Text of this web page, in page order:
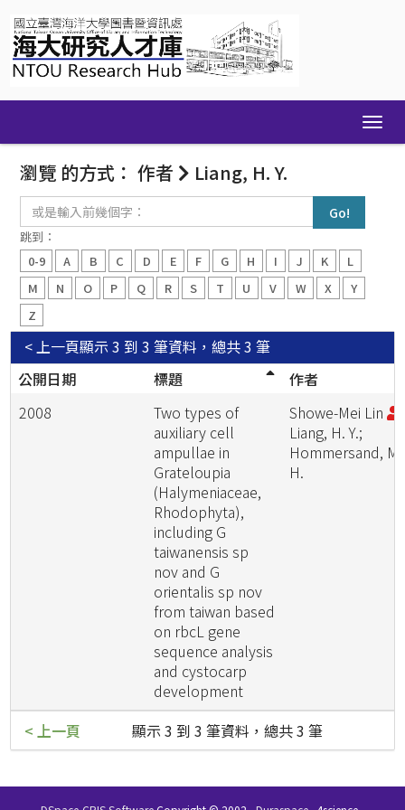
navigation
瀏覽 的方式： 作者 Liang, H. Y.
入
前
幾
個
跳到：
0-9
A B C D E F G H I J K
L
M
N O P Q R S T U V W X
Y
Z
顯示 3 到 3 筆資料，總共 3 筆
< 上一頁
公開日期
標題
作者
2008
Two types of
auxiliary cell
ampullae in
Grateloupia
(Halymeniaceae,
Rhodophyta),
including G
taiwanensis sp
nov and G
orientalis sp nov
from taiwan based
on rbcL gene
sequence analysis
and cystocarp
development
Showe-Mei Lin
Liang, H. Y.;
Hommersand, M.
H.
顯示 3 到 3 筆資料，總共 3 筆
< 上一頁